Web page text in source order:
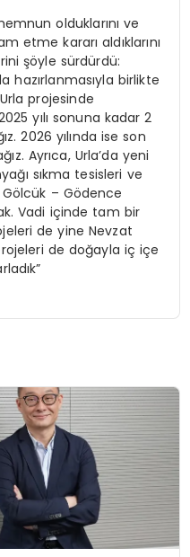
olduklarını ve
etme kararı aldıklarını
şöyle sürdürdü:
hazırlanmasıyla birlikte
projesinde
yılı sonuna kadar 2
2026 yılında ise son
Ayrıca, Urla’da yeni
sıkma tesisleri ve
– Gödence
Vadi içinde tam bir
de yine Nevzat
de doğayla iç içe